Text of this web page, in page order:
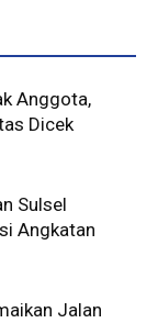
Anggota,
Dicek
Sulsel
Angkatan
Jalan